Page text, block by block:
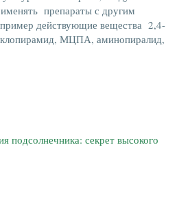
препараты с другим
действующие вещества 2,4-
МЦПА, аминопиралид,
подсолнечника: секрет высокого